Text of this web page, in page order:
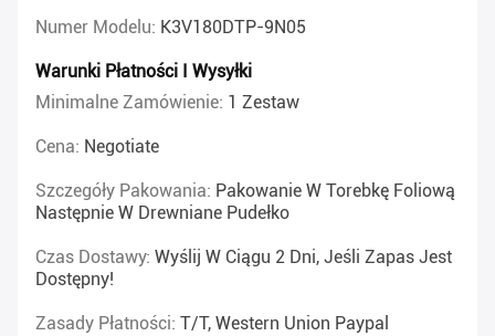
Numer Modelu: K3V180DTP-9N05
Warunki Płatności I Wysyłki
Minimalne Zamówienie: 1 Zestaw
Cena: Negotiate
Szczegóły Pakowania: Pakowanie W Torebkę Foliową
Następnie W Drewniane Pudełko
Czas Dostawy: Wyślij W Ciągu 2 Dni, Jeśli Zapas Jest
Dostępny!
Zasady Płatności: T/T, Western Union Paypal